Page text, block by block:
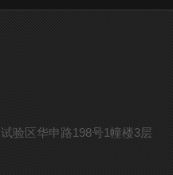
验区华申路198号1幢楼3层